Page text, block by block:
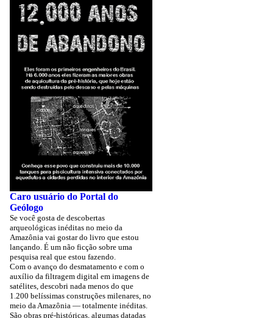
Caro usuário do Portal do
Geólogo
Se você gosta de descobertas
arqueológicas inéditas no meio da
Amazônia vai gostar do livro que estou
lançando. É um não ficção sobre uma
pesquisa real que estou fazendo.
Com o avanço do desmatamento e com o
auxílio da filtragem digital em imagens de
satélites, descobri nada menos do que
1.200 belíssimas construções milenares, no
meio da Amazônia — totalmente inéditas.
São obras pré-históricas, algumas datadas